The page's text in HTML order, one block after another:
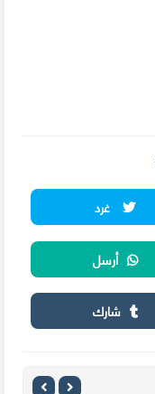
غرد
أرسل
شارك